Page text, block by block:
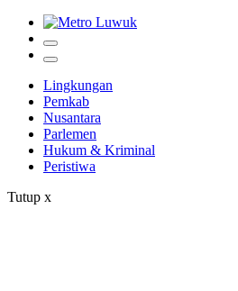
Lingkungan
Pemkab
Nusantara
Parlemen
Hukum & Kriminal
Peristiwa
Tutup x